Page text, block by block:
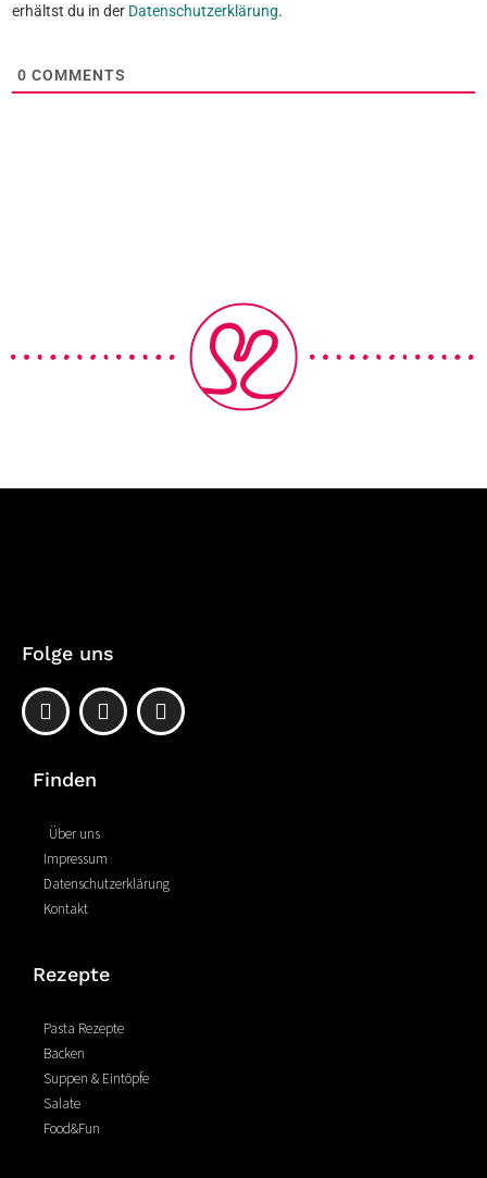
erhältst du in der Datenschutzerklärung.
0 COMMENTS
Folge uns
F
a
c
b
o
k
-
f
P
i
n
t
I
n
s
Finden
Über uns
Impressum
Datenschutzerklärung
Kontakt
Rezepte
Pasta Rezepte
Backen
Suppen & Eintöpfe
Salate
Food&Fun